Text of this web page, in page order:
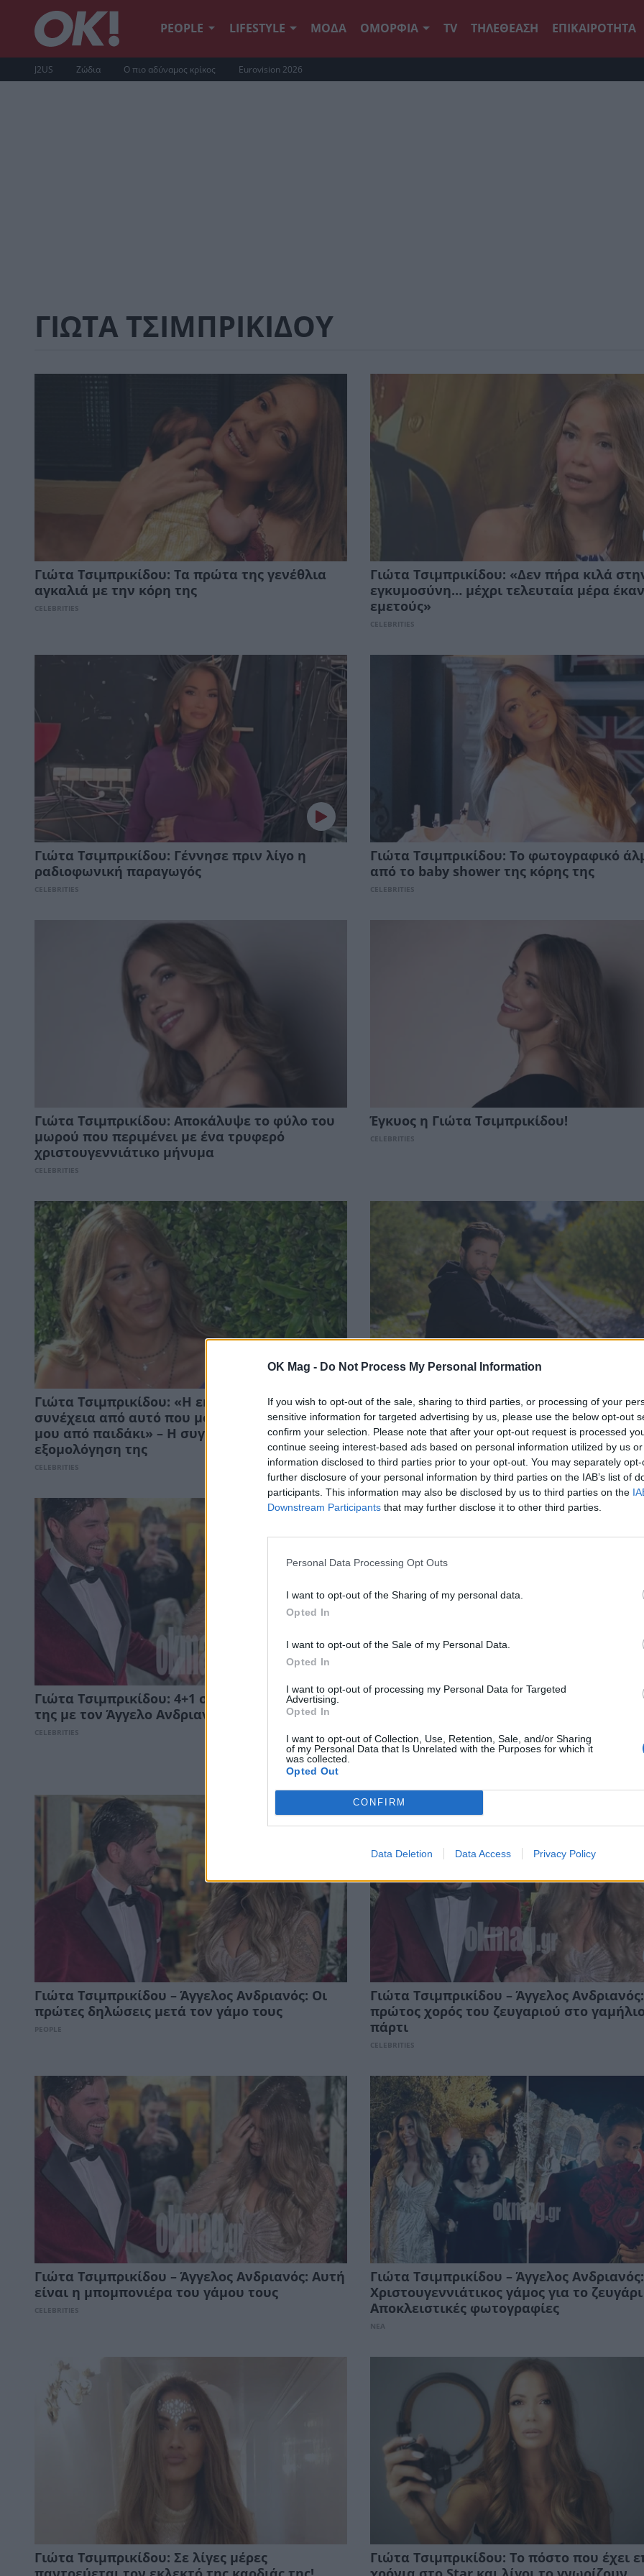
OK Mag - Do Not Process My Personal Information
If you wish to opt-out of the sale, sharing to third parties, or processing of your
sensitive information for targeted advertising by us, please use the below opt-out
confirm your selection. Please note that after your opt-out request is processed
continue seeing interest-based ads based on personal information utilized by us
information disclosed to third parties prior to your opt-out. You may separately
further disclosure of your personal information by third parties on the IAB’s list of
participants. This information may also be disclosed by us to third parties on the
Downstream Participants that may further disclose it to other third parties.
Personal Data Processing Opt Outs
I want to opt-out of the Sharing of my personal data.
Opted In
I want to opt-out of the Sale of my Personal Data.
Opted In
I want to opt-out of processing my Personal Data for Targeted
Advertising.
Opted In
I want to opt-out of Collection, Use, Retention, Sale, and/or Sharing
of my Personal Data that Is Unrelated with the Purposes for which it
was collected.
Opted Out
CONFIRM
Data Deletion Data Access Privacy Policy
PEOPLE LIFESTYLE ΜΟΔΑ ΟΜΟΡΦΙΑ TV ΤΗΛΕΘΕΑΣΗ ΕΠΙΚΑΙΡΟΤΗΤΑ
J2US Ζώδια Ο πιο αδύναμος κρίκος Eurovision 2026
ΓΙΩΤΑ ΤΣΙΜΠΡΙΚΙΔΟΥ
Γιώτα Τσιμπρικίδου: Τα πρώτα της γενέθλια
αγκαλιά με την κόρη της
CELEBRITIES
Γιώτα Τσιμπρικίδου: «Δεν πήρα κιλά
εγκυμοσύνη… μέχρι τελευταία μέρα
εμετούς»
CELEBRITIES
Γιώτα Τσιμπρικίδου: Γέννησε πριν λίγο η
ραδιοφωνική παραγωγός
CELEBRITIES
Γιώτα Τσιμπρικίδου: Το φωτογραφικό
από το baby shower της κόρης της
CELEBRITIES
Γιώτα Τσιμπρικίδου: Αποκάλυψε το φύλο του
μωρού που περιμένει με ένα τρυφερό
χριστουγεννιάτικο μήνυμα
CELEBRITIES
Έγκυος η Γιώτα Τσιμπρικίδου!
CELEBRITIES
Γιώτα Τσιμπρικίδου: «H εκφώνηση είναι η
συνέχεια από αυτό που μου έμαθε ο πατέρας
μου από παιδάκι» – Η συγκινητική
εξομολόγηση της
CELEBRITIES
Ο Άγγελος Ανδριανός στο okmag: Το
στον γάμο με τη Γιώτα Τσιμπρικίδου και
συνεργασία με τον Γιώργο Χατζηνάσιο
ΣΥΝΕΝΤΕΥΞΕΙΣ
Γιώτα Τσιμπρικίδου: 4+1 στιγμές από τον γάμο
της με τον Άγγελο Ανδριανό
CELEBRITIES
Γιώτα Τσιμπρικίδου: Η σχεδιάστρια
παραμυθιού!»
Γιώτα Τσιμπρικίδου – Άγγελος Ανδριανός: Οι
πρώτες δηλώσεις μετά τον γάμο τους
PEOPLE
Γιώτα Τσιμπρικίδου – Άγγελος
πρώτος χορός του ζευγαριού στο
πάρτι
CELEBRITIES
Γιώτα Τσιμπρικίδου – Άγγελος Ανδριανός: Αυτή
είναι η μπομπονιέρα του γάμου τους
CELEBRITIES
Γιώτα Τσιμπρικίδου – Άγγελος Ανδριανός:
Χριστουγεννιάτικος γάμος για το
Αποκλειστικές φωτογραφίες
ΝΕΑ
Γιώτα Τσιμπρικίδου: Σε λίγες μέρες
Γιώτα Τσιμπρικίδου: Το πόστο που έχει